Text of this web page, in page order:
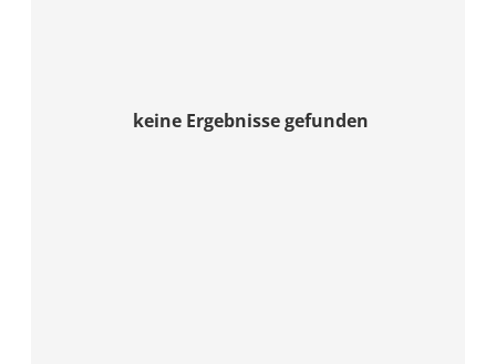
keine Ergebnisse gefunden